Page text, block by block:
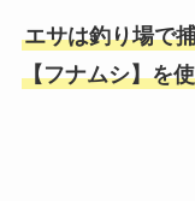
エサは釣り場で
【フナムシ】を